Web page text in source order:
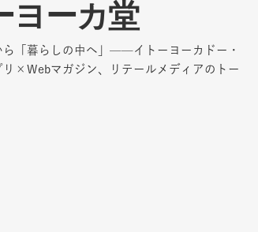
ヨーカ堂
ら「暮らしの中へ」——イトーヨーカドー・
リ×Webマガジン、リテールメディアのトー
ヨーカ堂
ら「暮らしの中へ」——イトーヨーカドー・
リ×Webマガジン、リテールメディアのトー